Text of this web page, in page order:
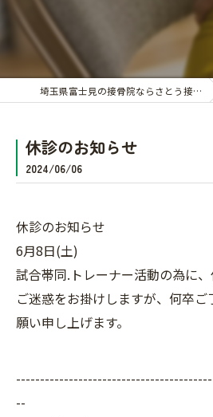
埼玉県富士見の接骨院ならさとう接骨院
休診のお知らせ
2024/06/06
休診のお知らせ
6月8日(土)
試合帯同.トレーナー活動の為に、
ご迷惑をお掛けしますが、何卒
願い申し上げます。
--